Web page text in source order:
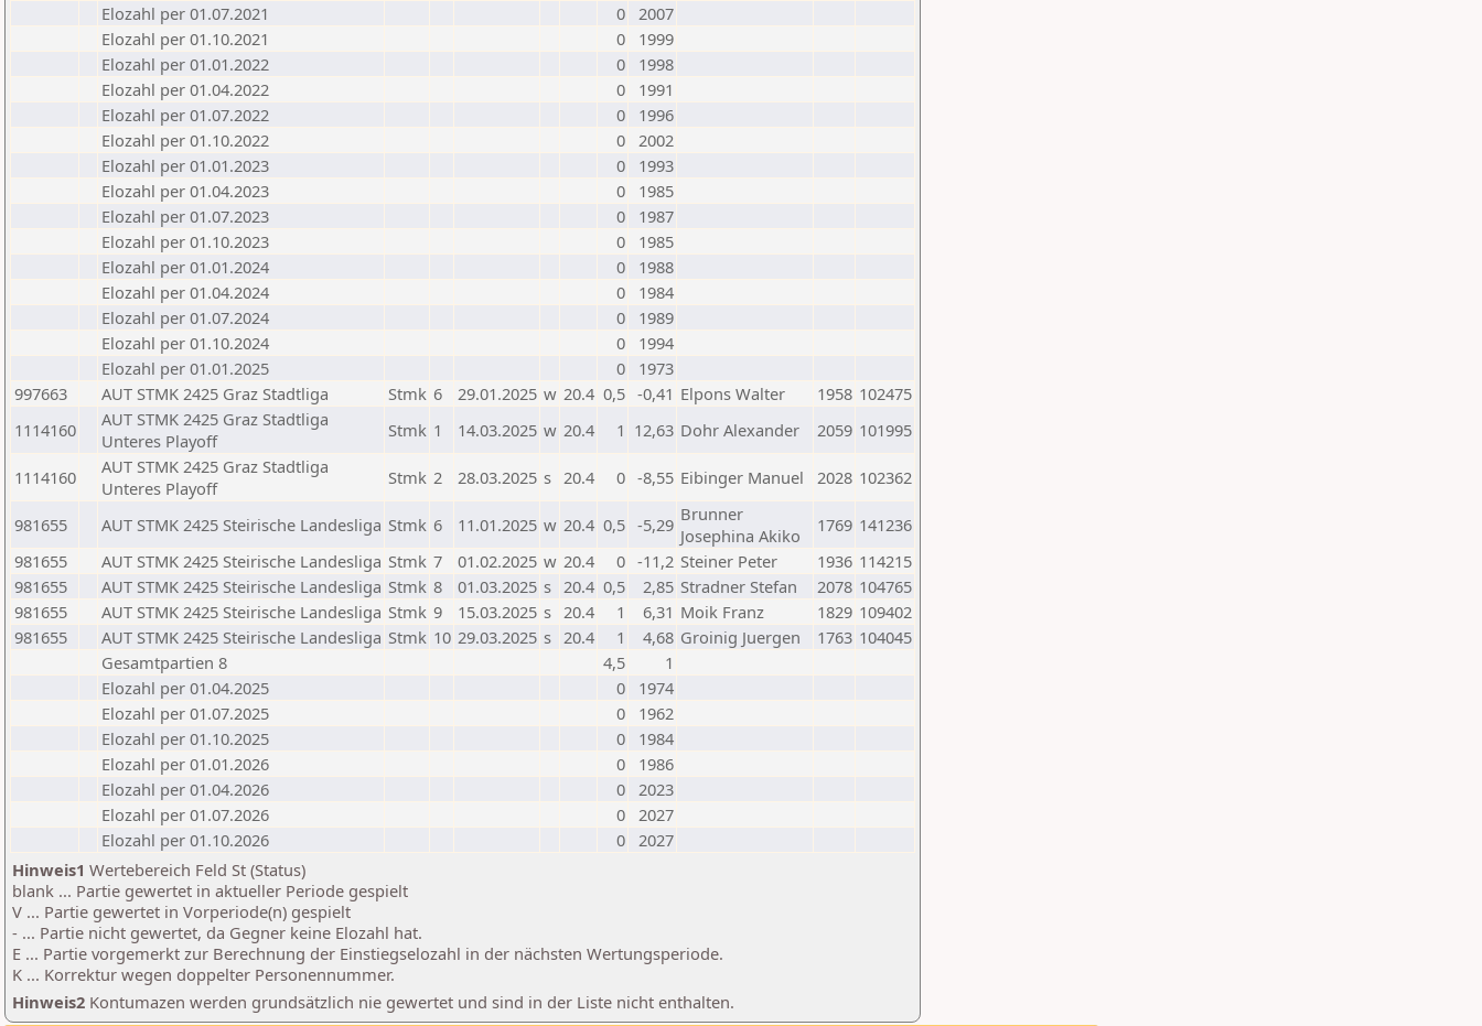
Elozahl per 01.07.2021
0 2007
Elozahl per 01.10.2021
0
1999
Elozahl per 01.01.2022
0
1998
Elozahl per 01.04.2022
0
1991
Elozahl per 01.07.2022
0
1996
Elozahl per 01.10.2022
0 2002
Elozahl per 01.01.2023
0
1993
Elozahl per 01.04.2023
0
1985
Elozahl per 01.07.2023
0
1987
Elozahl per 01.10.2023
0
1985
Elozahl per 01.01.2024
0
1988
Elozahl per 01.04.2024
0
1984
Elozahl per 01.07.2024
0
1989
Elozahl per 01.10.2024
0
1994
Elozahl per 01.01.2025
0
1973
997663
AUT STMK 2425 Graz Stadtliga Stmk 6 29.01.2025 w 20.4 0,5 -0,41 Elpons Walter 1958 102475
1114160
AUT STMK 2425 Graz Stadtliga
Unteres Playoff
Stmk 1 14.03.2025 w 20.4 1 12,63 Dohr Alexander 2059 101995
1114160
AUT STMK 2425 Graz Stadtliga
Unteres Playoff
Stmk 2 28.03.2025 s 20.4 0 -8,55 Eibinger Manuel 2028 102362
981655 AUT STMK 2425 Steirische Landesliga Stmk 6 11.01.2025 w 20.4 0,5 -5,29 Brunner
Josephina Akiko
1769 141236
981655
AUT STMK 2425 Steirische Landesliga Stmk 7 01.02.2025 w 20.4 0 -11,2 Steiner Peter 1936 114215
981655
AUT STMK 2425 Steirische Landesliga Stmk 8 01.03.2025 s 20.4 0,5 2,85 Stradner Stefan 2078 104765
981655
AUT STMK 2425 Steirische Landesliga Stmk 9 15.03.2025 s 20.4 1 6,31 Moik Franz 1829 109402
981655
AUT STMK 2425 Steirische Landesliga Stmk 10 29.03.2025 s 20.4 1 4,68 Groinig Juergen 1763 104045
Gesamtpartien 8
4,5
1
Elozahl per 01.04.2025
0
1974
Elozahl per 01.07.2025
0
1962
Elozahl per 01.10.2025
0
1984
Elozahl per 01.01.2026
0
1986
Elozahl per 01.04.2026
0 2023
Elozahl per 01.07.2026
0 2027
Elozahl per 01.10.2026
0 2027
Hinweis1 Wertebereich Feld St (Status)
blank ... Partie gewertet in aktueller Periode gespielt
V ... Partie gewertet in Vorperiode(n) gespielt
- ... Partie nicht gewertet, da Gegner keine Elozahl hat.
E ... Partie vorgemerkt zur Berechnung der Einstiegselozahl in der nächsten Wertungsperiode.
K ... Korrektur wegen doppelter Personennummer.
Hinweis2 Kontumazen werden grundsätzlich nie gewertet und sind in der Liste nicht enthalten.